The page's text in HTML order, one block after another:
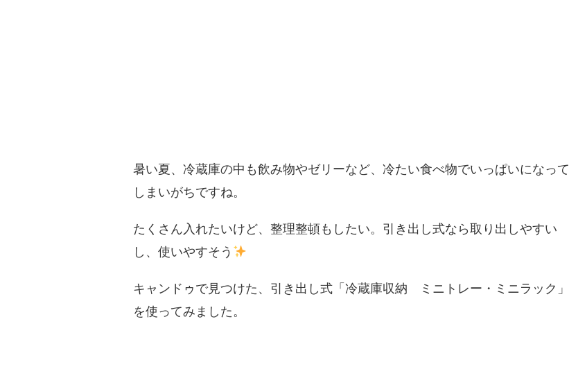
暑い夏、冷蔵庫の中も飲み物やゼリーなど、冷たい食べ物でいっぱいになって
しまいがちですね。
たくさん入れたいけど、整理整頓もしたい。引き出し式なら取り出しやすい
し、使いやすそう
キャンドゥで見つけた、引き出し式「冷蔵庫収納 ミニトレー・ミニラック」
を使ってみました。